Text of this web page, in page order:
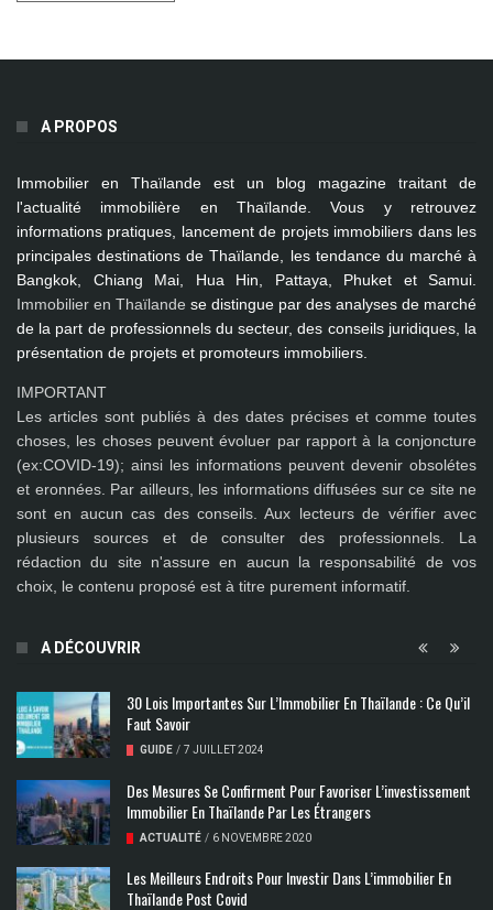
A PROPOS
Immobilier en Thaïlande est un blog magazine traitant de
l'actualité immobilière en Thaïlande. Vous y retrouvez
informations pratiques, lancement de projets immobiliers dans les
principales destinations de Thaïlande, les tendance du marché à
Bangkok, Chiang Mai, Hua Hin, Pattaya, Phuket et Samui
Immobilier en Thaïlande se distingue par des analyses de marché
de la part de professionnels du secteur, des conseils juridiques, la
présentation de projets et promoteurs immobiliers.
IMPORTANT
Les articles sont publiés à des dates précises et comme toutes
choses, les choses peuvent évoluer par rapport à la conjoncture
(ex:COVID-19); ainsi les informations peuvent devenir obsolétes
et eronnées. Par ailleurs, les informations diffusées sur ce site ne
sont en aucun cas des conseils. Aux lecteurs de vérifier avec
plusieurs sources et de consulter des professionnels. La
rédaction du site n'assure en aucun la responsabilité de vos
choix, le contenu proposé est à titre purement informatif.
A DÉCOUVRIR
30 Lois Importantes Sur L’Immobilier En Thaïlande : Ce Qu’il
Faut Savoir
GUIDE / 7 JUILLET 2024
Des Mesures Se Confirment Pour Favoriser L’investissement
Immobilier En Thaïlande Par Les Étrangers
ACTUALITÉ / 6 NOVEMBRE 2020
Les Meilleurs Endroits Pour Investir Dans L’immobilier En
Thaïlande Post Covid